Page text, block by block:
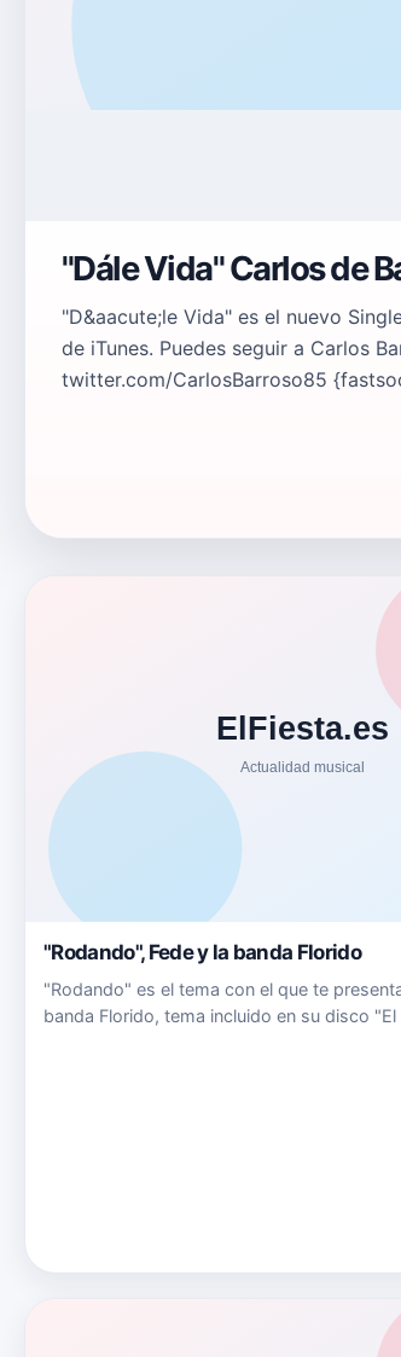
"Dále Vida" Carlos de
"D&aacute;le Vida" es el nuevo
de iTunes. Puedes seguir a Carlos
twitter.com/CarlosBarroso85
"Rodando", Fede y la banda Florido
"Rodando" es el tema con el que te
banda Florido, tema incluido en su disco "El